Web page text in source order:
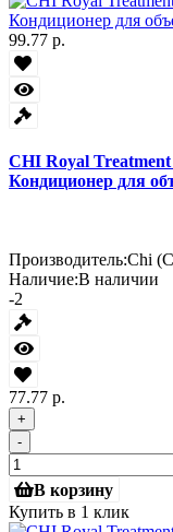
99.77 р.
CHI Royal
Кондиционер для
Производитель:Chi
Наличие:В наличии
-2
77.77 р.
+
-
В корзину
Купить в 1 клик